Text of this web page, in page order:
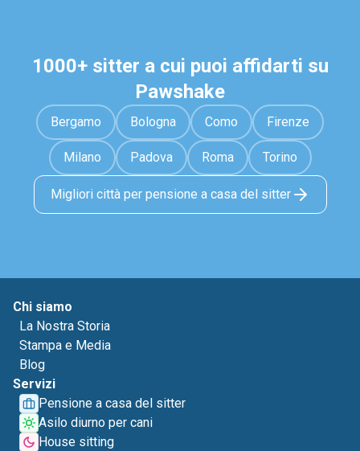
1000+ sitter a cui puoi affidarti su
Pawshake
Bergamo Bologna Como Firenze
Milano Padova Roma Torino
Migliori città per pensione a casa del sitter
Chi siamo
La Nostra Storia
Stampa e Media
Blog
Servizi
Pensione a casa del sitter
Asilo diurno per cani
House sitting